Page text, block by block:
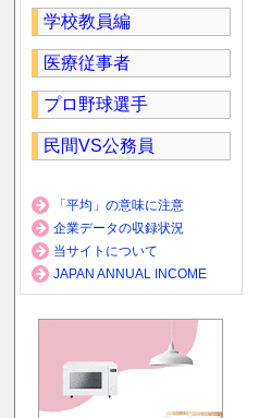
学校教員編
医療従事者
プロ野球選手
民間VS公務員
「平均」の意味に注意
企業データの収録状況
当サイトについて
JAPAN ANNUAL INCOME